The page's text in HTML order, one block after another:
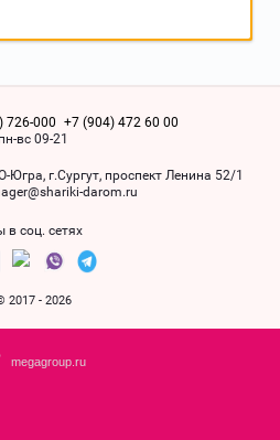
726-000 +7 (904) 472 60 00
пн-вс 09-21
Югра, г.Сургут, проспект Ленина 52/1
darom.ru
в соц. сетях
2017 - 2026